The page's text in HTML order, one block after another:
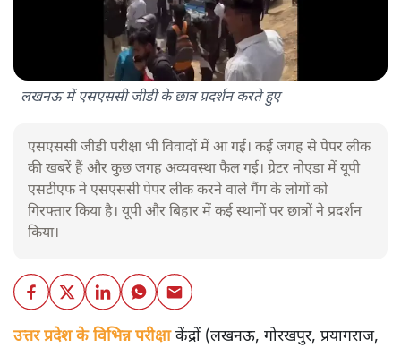
लखनऊ में एसएससी जीडी के छात्र प्रदर्शन करते हुए
एसएससी जीडी परीक्षा भी विवादों में आ गई। कई जगह से पेपर लीक
की खबरें हैं और कुछ जगह अव्यवस्था फैल गई। ग्रेटर नोएडा में यूपी
एसटीएफ ने एसएससी पेपर लीक करने वाले गैंग के लोगों को
गिरफ्तार किया है। यूपी और बिहार में कई स्थानों पर छात्रों ने प्रदर्शन
किया।
उत्तर प्रदेश के विभिन्न परीक्षाकेंद्रों (लखनऊ, गोरखपुर, प्रयागराज,